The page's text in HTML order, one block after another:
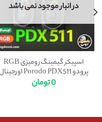
در انبار موجود نمی باشد
اسپیکر گیمینگ رومیزی RGB
پرودو Porodo PDX511 اورجینال
0تومان